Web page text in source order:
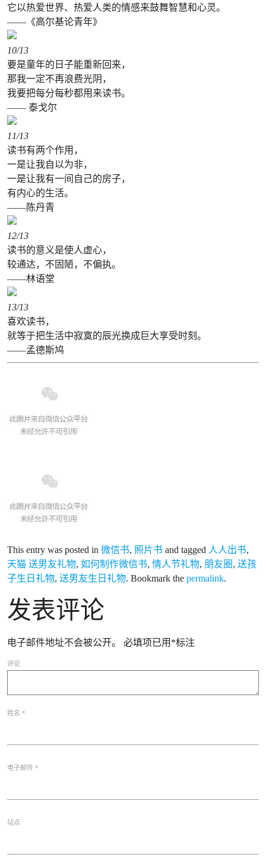
它以热爱世界、热爱人类的情感来鼓舞智慧和心灵。
——《高尔基论青年》
10/13
要是童年的日子能重新回来，
那我一定不再浪费光阴，
我要把每分每秒都用来读书。
—— 泰戈尔
11/13
读书有两个作用，
一是让我自以为非，
一是让我有一间自己的房子，
有内心的生活。
——陈丹青
12/13
读书的意义是使人虚心，
较通达，不固陋，不偏执。
——林语堂
13/13
喜欢读书，
就等于把生活中寂寞的辰光换成巨大享受时刻。
——孟德斯鸠
This entry was posted in 微信书, 照片书 and tagged 人人出书,
天猫 送男友礼物, 如何制作微信书, 情人节礼物, 朋友圈 , 送孩
子生日礼物, 送男友生日礼物. Bookmark the permalink.
发表评论
电子邮件地址不会被公开。 必填项已用 *标注
评论
姓名 *
电子邮件 *
站点